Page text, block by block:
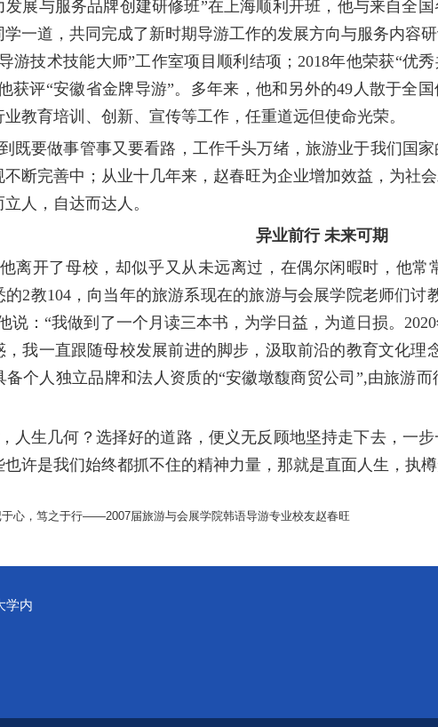
发展与服务品牌创建研修班”在上海顺利开班，他与来自全
学一道，共同完成了新时期导游工作的发展方向与服务内容研
游技术技能大师”工作室项目顺利结项；2018年他荣获“优秀
获评“安徽省金牌导游”。多年来，他和另外的49 人散于全
教育培训、创新、宣传等工作，任重道远但使命光荣。
既要做事管事又要看路，工作千头万绪，旅游业于我们国
不断完善中；从业十几年来，赵春旺为企业增加效益，为社
人，自达而达人。
异业前行 未来可期
离开了母校，却似乎又从未远离过，在偶尔闲暇时，他常
的2教104，向当年的旅游系现在的旅游与会展学院老师们讨
说：“我做到了一个月读三本书，为学日益，为道日损。2020
，我一直跟随母校发展前进的脚步，汲取前沿的教育文化理
备个人独立品牌和法人资质的“安徽墩馥商贸公司 ”,由旅游而
人生几何？选择好的道路，便义无反顾地坚持走下去，一
许是我们始终都抓不住的精神力量，那就是直面人生，执
心，笃之于行——2007届旅游与会展学院韩语导游专业校友赵春旺
学内